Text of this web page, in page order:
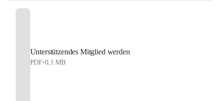
Unterstützendes Mitglied werden
PDF•0,1 MB